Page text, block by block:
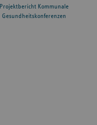
Projektbericht Kommunale
Gesundheitskonferenzen